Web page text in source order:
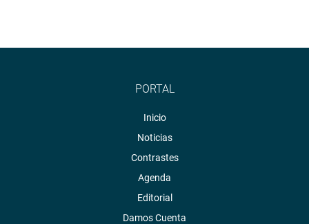
PORTAL
Inicio
Noticias
Contrastes
Agenda
Editorial
Damos Cuenta